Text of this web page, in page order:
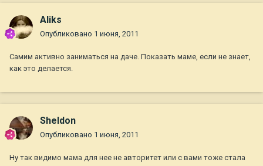
Aliks
Опубликовано 1 июня, 2011
Самим активно заниматься на даче. Показать маме, если не знает,
как это делается.
Sheldon
Опубликовано 1 июня, 2011
Ну так видимо мама для нее не авторитет или с вами тоже стала